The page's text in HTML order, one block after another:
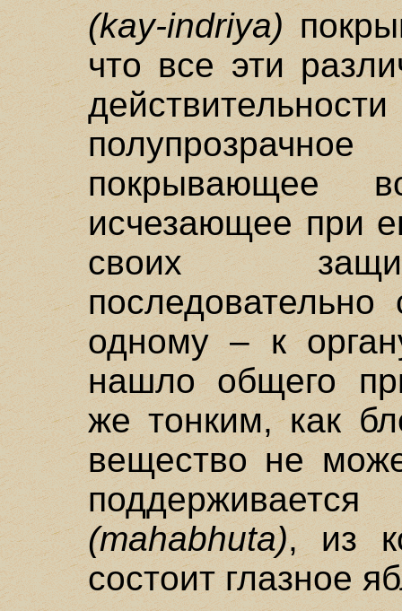
(kay-indriya)
что все эти
покрывающее
исчезающее при
своих
одному – к
нашло общего
же тонким, как
вещество не
(mahabhuta), из
состоит глазное